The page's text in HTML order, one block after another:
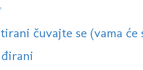
čuvajte se (vama će